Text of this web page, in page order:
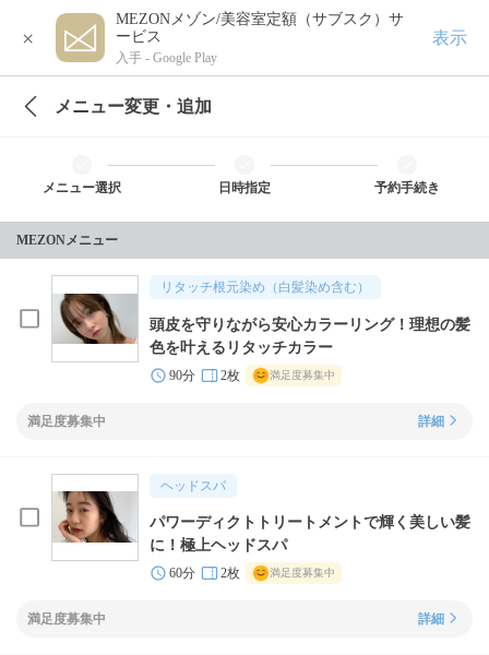
×
MEZONメゾン/美容室定額（サブスク）サ
ービス
入手 - Google Play
表示
メニュー変更・追加
メニュー選択 日時指定 予約手続き
MEZONメニュー
リタッチ根元染め（白髪染め含む）
頭皮を守りながら安心カラーリング！理想の髪
色を叶えるリタッチカラー
90分 2枚 満足度募集中
満足度募集中 詳細
ヘッドスパ
パワーディクトトリートメントで輝く美しい髪
に！極上ヘッドスパ
60分 2枚 満足度募集中
満足度募集中 詳細